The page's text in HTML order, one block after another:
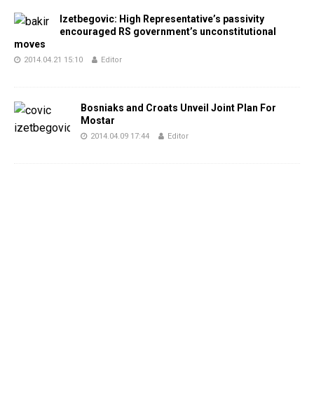
Izetbegovic: High Representative’s passivity
encouraged RS government’s unconstitutional
moves
2014.04.21 15:10 Editor
Bosniaks and Croats Unveil Joint Plan For
Mostar
2014.04.09 17:44 Editor